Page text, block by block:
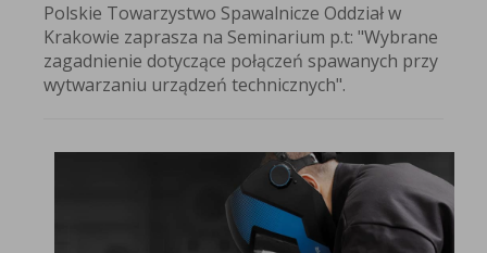
Polskie Towarzystwo Spawalnicze Oddział w
Krakowie zaprasza na Seminarium p.t: "Wybrane
zagadnienie dotyczące połączeń spawanych przy
wytwarzaniu urządzeń technicznych".